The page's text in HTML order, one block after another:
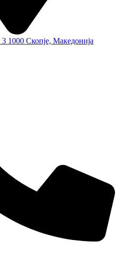
1000 Скопје, Македонија